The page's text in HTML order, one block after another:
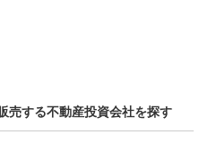
売する不動産投資会社を探す